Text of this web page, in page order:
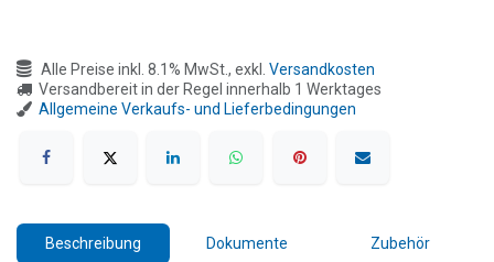
Alle Preise inkl. 8.1% MwSt., exkl. Versandkosten
Versandbereit in der Regel innerhalb 1 Werktages
Allgemeine Verkaufs- und Lieferbedingungen
Beschreibung Dokumente Zubehör